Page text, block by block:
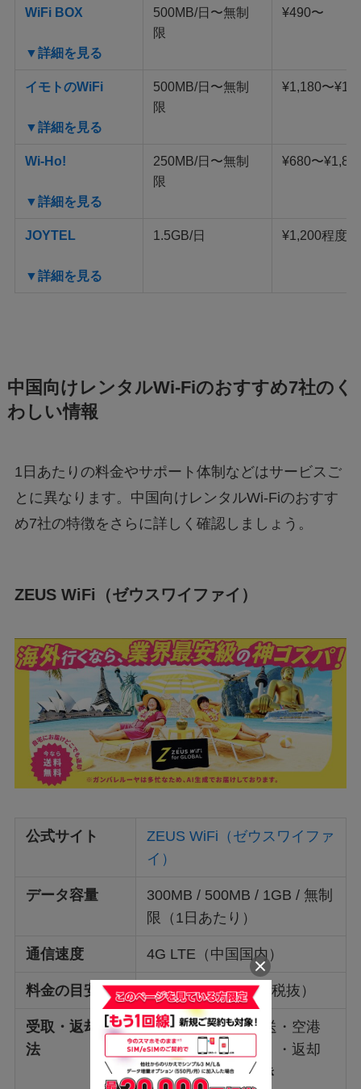
WiFi BOX
▼詳細を見る
500MB/日〜無制
限
¥490〜
イモトのWiFi
▼詳細を見る
500MB/日〜無制
限
¥1,180〜
Wi-Ho!
▼詳細を見る
250MB/日〜無制
限
¥680〜
JOYTEL
▼詳細を見る
1.5GB/日 ¥1,200程度
中国向けレンタルWi-Fiのおすすめ7社のく
わしい情報
1日あたりの料金やサポート体制などはサービスご
とに異なります。中国向けレンタルWi-Fiのおすす
め7社の特徴をさらに詳しく確認しましょう。
ZEUS WiFi（ゼウスワイファイ）
公式サイト
ZEUS WiFi（ゼウスワイファ
イ）
データ容量
300MB / 500MB / 1GB / 無制
限（1日あたり）
通信速度 4G LTE（中国国内）
料金の目安 590円～880円/日（税抜）
受取・返却方
法
日本国内：自宅配送・空港
受取（ロッカー可）・返却
用レターパック付き